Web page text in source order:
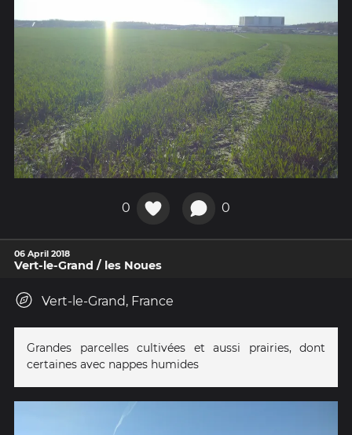
0 0
06 April 2018
Vert-le-Grand / les Noues
Vert-le-Grand, France
Grandes parcelles cultivées et aussi prairies, dont
certaines avec nappes humides